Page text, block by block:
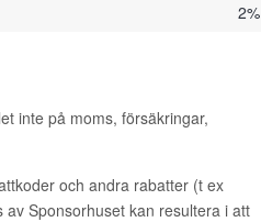
2%
inte på moms, försäkringar,
och andra rabatter (t ex
Sponsorhuset kan resultera i att